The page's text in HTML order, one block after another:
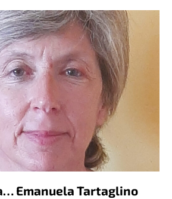
Emanuela Tartaglino